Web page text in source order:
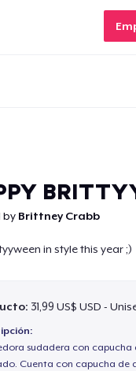
by Brittney Crabb
in style this year ;)
31,99 US$ USD -
sudadera con capucha
Cuenta con capucha de